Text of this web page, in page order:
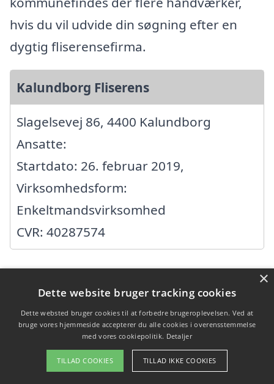
hvis du vil udvide din søgning efter en
dygtig fliserensefirma.
Kalundborg Fliserens
Slagelsevej 86, 4400 Kalundborg
Ansatte:
Startdato: 26. februar 2019,
Virksomhedsform:
Enkeltmandsvirksomhed
CVR: 40287574
Søg efter en
professionel til fliserens
i de omkringliggende
×
Dette website bruger tracking cookies
Dette websted bruger cookies til at forbedre brugeroplevelsen. Ved at
bruge vores hjemmeside accepterer du alle cookies i overensstemmelse
med vores cookiepolitik. Detaljer
TILLAD COOKIES TILLAD IKKE COOKIES